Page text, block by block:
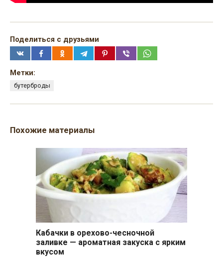
Поделиться с друзьями
Метки:
бутерброды
Похожие материалы
Кабачки в орехово-чесночной
заливке — ароматная закуска с ярким
вкусом